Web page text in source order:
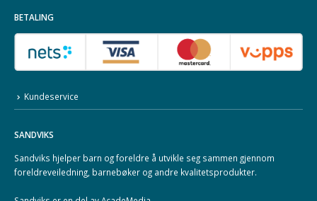
BETALING
Kundeservice
SANDVIKS
Sandviks hjelper barn og foreldre å utvikle seg sammen gjennom
foreldreveiledning, barnebøker og andre kvalitetsprodukter.